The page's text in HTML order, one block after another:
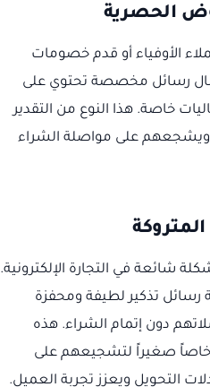
الحصرية
الأوفياء أو قدم خصومات
رسائل مخصصة تحتوي على
خاصة. هذا النوع من التقدير
ويشجعهم على مواصلة الشراء
شائعة في التجارة الإلكترونية.
رسائل تذكير لطيفة ومحفزة
دون إتمام الشراء. هذه
صغيراً لتشجيعهم على
التحويل ويعزز تجربة العميل.